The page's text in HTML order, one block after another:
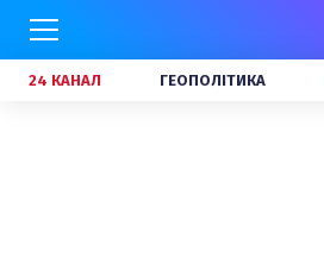
24 КАНАЛ ГЕОПОЛІТИКА